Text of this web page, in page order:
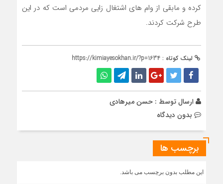
کرده و مابقی از وام های اشتغال زایی مردمی است که در این
طرح شرکت کردند.
لینک کوتاه : https://kimiayesokhan.ir/?p=1634
ارسال توسط : حسن میرهادی
بدون دیدگاه
برچسب ها
این مطلب بدون برچسب می باشد.